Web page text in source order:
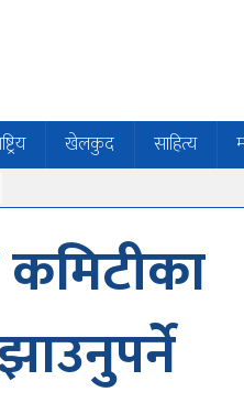
खेलकुद साहित्य